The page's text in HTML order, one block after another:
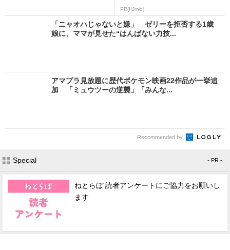
PR(IIJmio)
「ニャオハじゃないと嫌」 ゼリーを拒否する1歳
娘に、ママが見せた“はんぱない力技...
アマプラ見放題に歴代ポケモン映画22作品が一挙追
加 「ミュウツーの逆襲」「みんな...
Recommended by
Special - PR -
ねとらぼ 読者アンケートにご協力をお願いし
ます